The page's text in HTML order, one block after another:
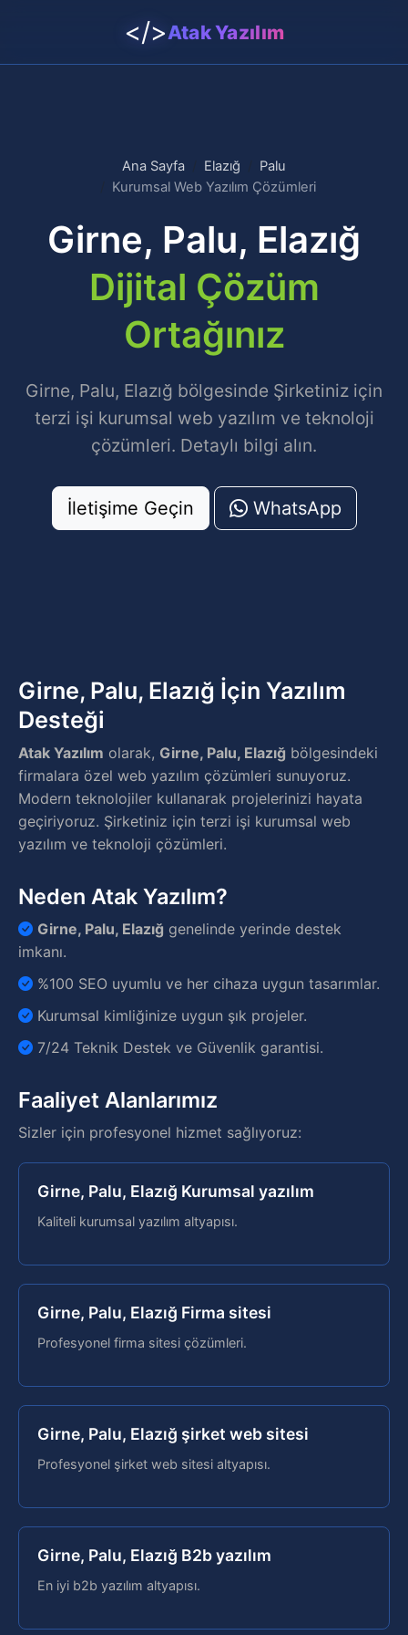
</>Atak Yazılım
Ana Sayfa Elazığ
Palu
Kurumsal Web Yazılım Çözümleri
Girne, Palu, Elazığ
Dijital Çözüm
Ortağınız
Girne, Palu, Elazığ bölgesinde Şirketiniz için
terzi işi kurumsal web yazılım ve teknoloji
çözümleri. Detaylı bilgi alın.
İletişime Geçin WhatsApp
Girne, Palu, Elazığ İçin Yazılım
Desteği
Atak Yazılım olarak, Girne, Palu, Elazığ bölgesindeki
firmalara özel web yazılım çözümleri sunuyoruz.
Modern teknolojiler kullanarak projelerinizi hayata
geçiriyoruz. Şirketiniz için terzi işi kurumsal web
yazılım ve teknoloji çözümleri.
Neden Atak Yazılım?
Girne, Palu, Elazığ genelinde yerinde destek
imkanı.
%100 SEO uyumlu ve her cihaza uygun tasarımlar.
Kurumsal kimliğinize uygun şık projeler.
7/24 Teknik Destek ve Güvenlik garantisi.
Faaliyet Alanlarımız
Sizler için profesyonel hizmet sağlıyoruz:
Girne, Palu, Elazığ Kurumsal yazılım
Kaliteli kurumsal yazılım altyapısı.
Girne, Palu, Elazığ Firma sitesi
Profesyonel firma sitesi çözümleri.
Girne, Palu, Elazığ şirket web sitesi
Profesyonel şirket web sitesi altyapısı.
Girne, Palu, Elazığ B2b yazılım
En iyi b2b yazılım altyapısı.